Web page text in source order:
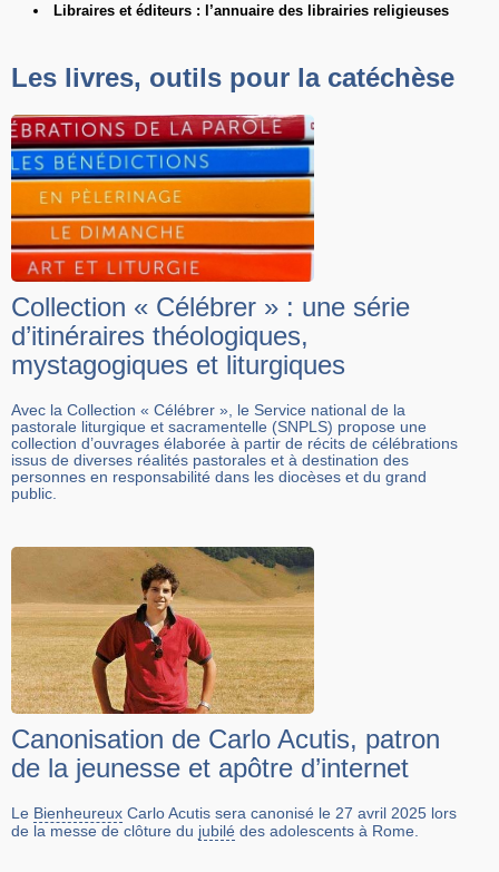
Libraires et éditeurs : l’annuaire des librairies religieuses
Les livres, outils pour la catéchèse
Collection « Célébrer » : une série
d’itinéraires théologiques,
mystagogiques et liturgiques
Avec la Collection « Célébrer », le Service national de la
pastorale liturgique et sacramentelle (SNPLS) propose une
collection d’ouvrages élaborée à partir de récits de célébrations
issus de diverses réalités pastorales et à destination des
personnes en responsabilité dans les diocèses et du grand
public.
Canonisation de Carlo Acutis, patron
de la jeunesse et apôtre d’internet
Le Bienheureux Carlo Acutis sera canonisé le 27 avril 2025 lors
de la messe de clôture du jubilé des adolescents à Rome.